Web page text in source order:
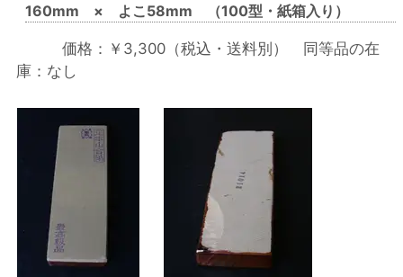
160mm × よこ58mm （100型・紙箱入り）
価格：￥3,300（税込・送料別） 同等品の在
庫：なし